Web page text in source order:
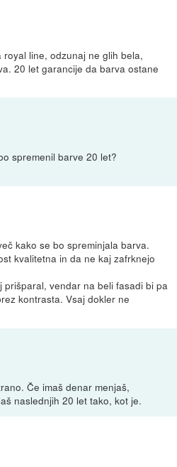
line, odzunaj ne glih bela,
20 let garancije da barva ostane
spremenil barve 20 let?
kako se bo spreminjala barva.
kvalitetna in da ne kaj zafrknejo
prišparal, vendar na beli fasadi bi pa
kontrasta. Vsaj dokler ne
Če imaš denar menjaš,
naslednjih 20 let tako, kot je.